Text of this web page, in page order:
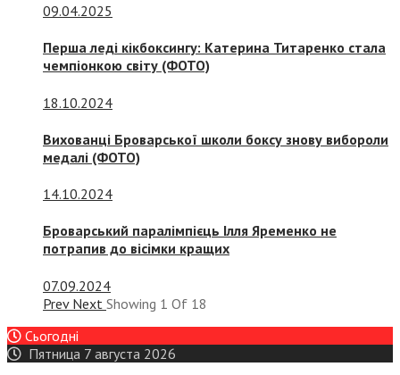
09.04.2025
Перша леді кікбоксингу: Катерина Титаренко стала
чемпіонкою світу (ФОТО)
18.10.2024
Вихованці Броварської школи боксу знову вибороли
медалі (ФОТО)
14.10.2024
Броварський паралімпієць Ілля Яременко не
потрапив до вісімки кращих
07.09.2024
Prev Next Showing 1 Of 18
Сьогодні
Пятница 7 августа 2026